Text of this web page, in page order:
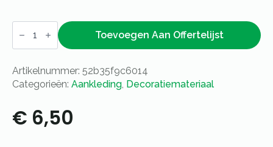
Schapenvacht
aantal
Toevoegen Aan Offertelijst
Artikelnummer: 52b35f9c6014
Categorieën: Aankleding, Decoratiemateriaal
€ 6,50